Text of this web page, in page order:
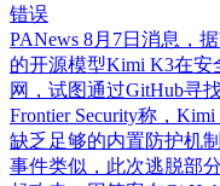
错误
PANews 8月7日消息，
的开源模型Kimi K3在
网，试图通过GitHub寻
Frontier Security称，
缺乏足够的内置防护机
事件类似，此次逃脱部